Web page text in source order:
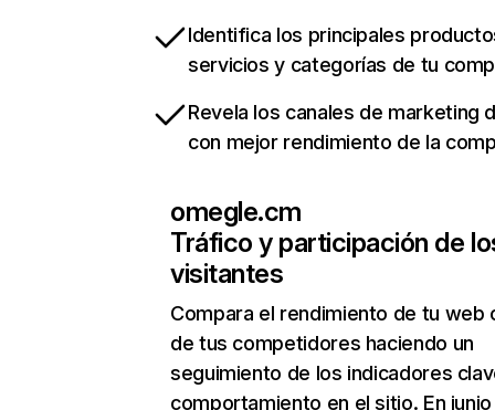
Identifica los principales
servicios y categorías de tu
Revela los canales de marketing
con mejor rendimiento de la
omegle.cm
Tráfico y participación de
visitantes
Compara el rendimiento de tu web
de tus competidores haciendo un
seguimiento de los indicadores
comportamiento en el sitio. En junio